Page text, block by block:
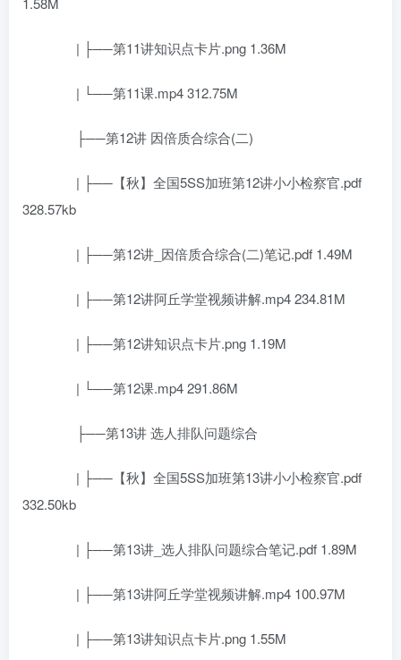
| ├──第11讲知识点卡片.png 1.36M
| └──第11课.mp4 312.75M
├──第12讲 因倍质合综合(二)
| ├──【秋】全国5SS加班第12讲小小检察官.pdf
328.57kb
| ├──第12讲_因倍质合综合(二)笔记.pdf 1.49M
| ├──第12讲阿丘学堂视频讲解.mp4 234.81M
| ├──第12讲知识点卡片.png 1.19M
| └──第12课.mp4 291.86M
├──第13讲 选人排队问题综合
| ├──【秋】全国5SS加班第13讲小小检察官.pdf
332.50kb
| ├──第13讲_选人排队问题综合笔记.pdf 1.89M
| ├──第13讲阿丘学堂视频讲解.mp4 100.97M
| ├──第13讲知识点卡片.png 1.55M